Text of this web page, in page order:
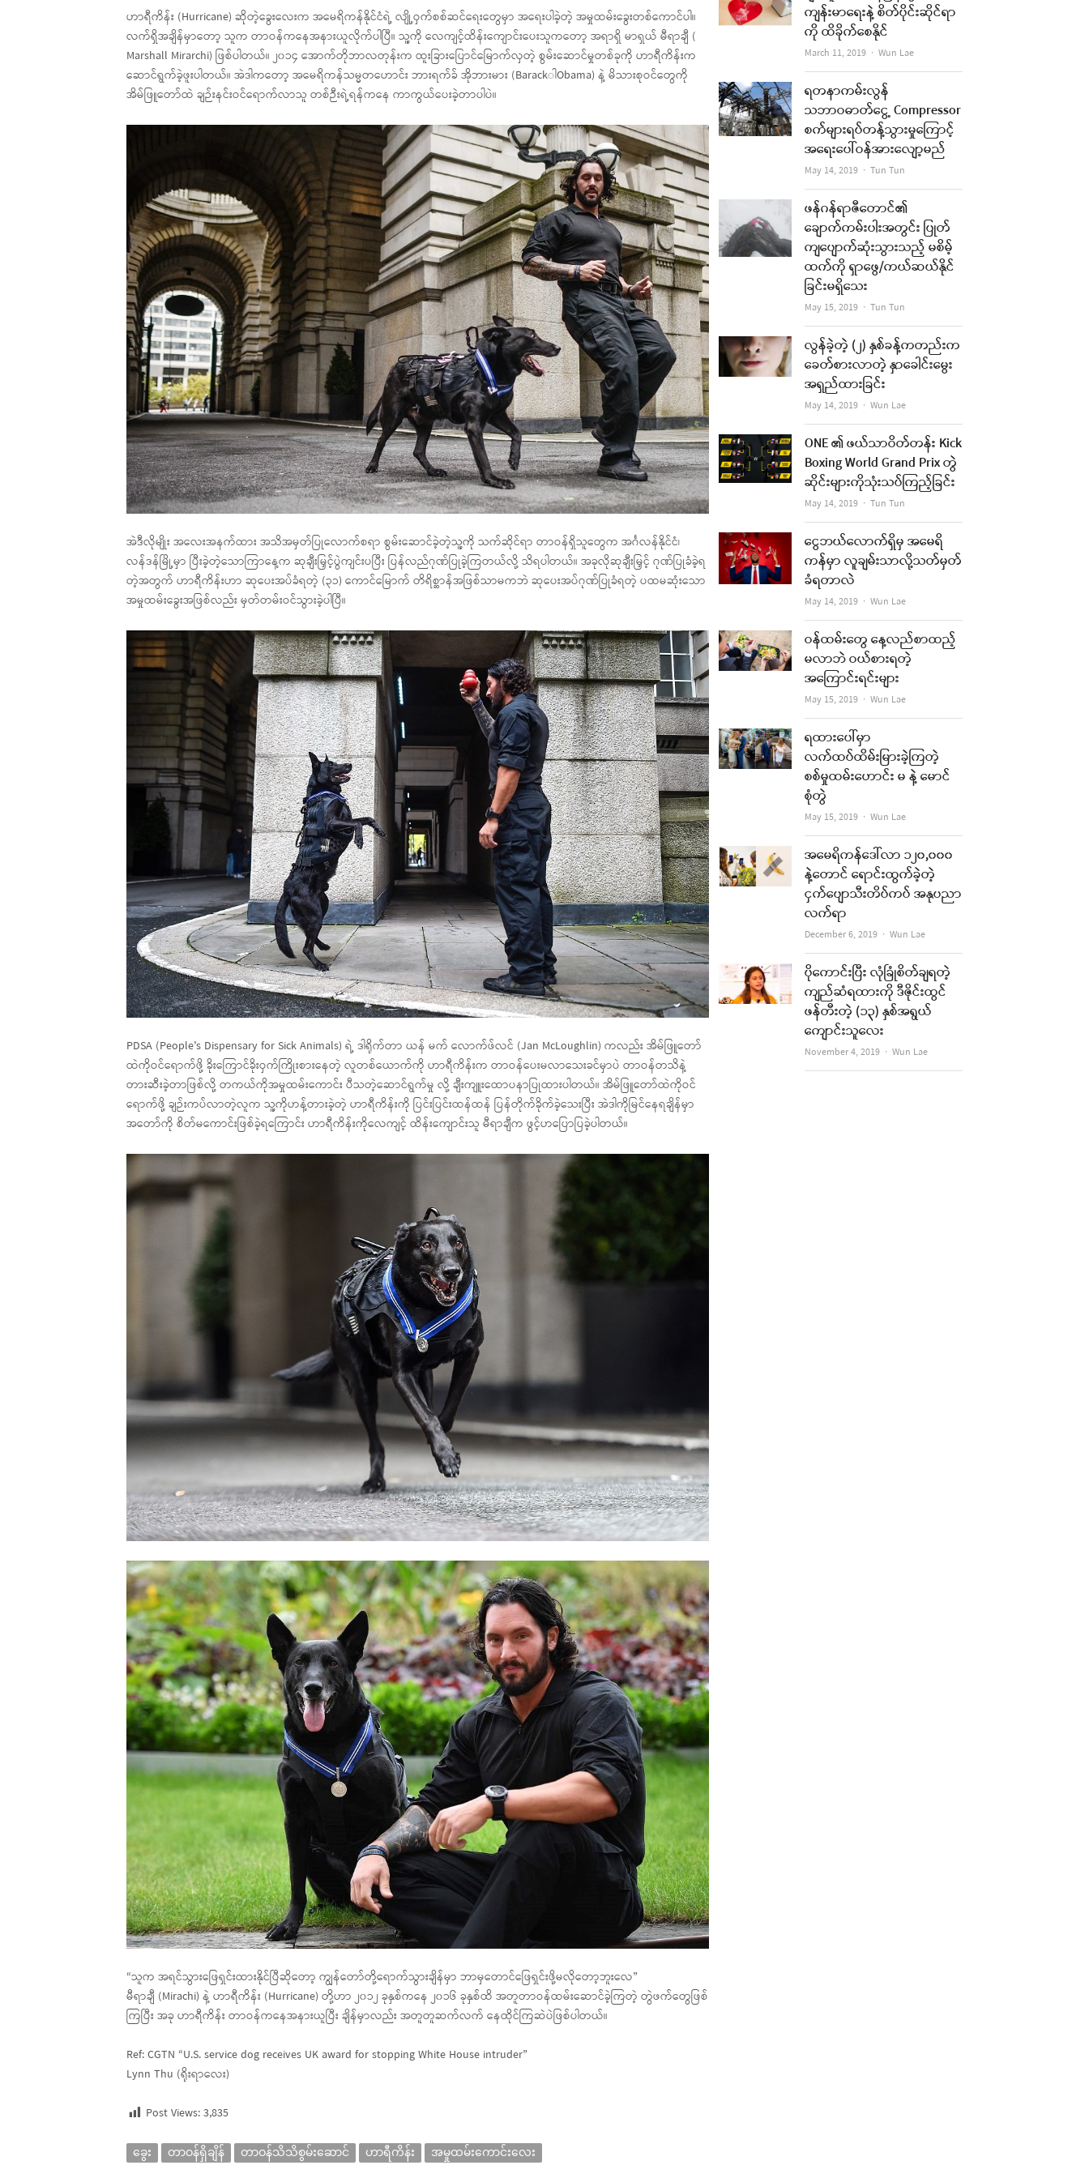
ဟာရီကိန်း (Hurricane) ဆိုတဲ့ခွေးလေးက အမေရိကန်နိုင်ငံရဲ့ လျို့ဝှက်စစ်ဆင်ရေးတွေမှာ အရေးပါခဲ့တဲ့ အမှုထမ်းခွေးတစ်ကောင်ပါ။
လက်ရှိအချိန်မှာတော့ သူက တာဝန်ကနေအနားယူလိုက်ပါပြီ။ သူ့ကို လေကျင့်ထိန်းကျောင်းပေးသူကတော့ အရာရှိ မာရှယ် မီရာချီ (
Marshall Mirarchi) ဖြစ်ပါတယ်။ ၂၀၁၄ အောက်တိုဘာလတုန်းက ထူးခြားပြောင်မြောက်လှတဲ့ စွမ်းဆောင်မှုတစ်ခုကို ဟာရီကိန်းက
ဆောင်ရွက်ခဲ့ဖူးပါတယ်။ အဲဒါကတော့ အမေရိကန်သမ္မတဟောင်း ဘားရက်ခ် အိုဘားမား (BarackါObama) နဲ့ မိသားစုဝင်တွေကို
အိမ်ဖြူတော်ထဲ ချဉ်းနင်းဝင်ရောက်လာသူ တစ်ဉီးရဲ့ရန်ကနေ ကာကွယ်ပေးခဲ့တာပါပဲ။
အဲဒီလိုမျိုး အလေးအနက်ထား အသိအမှတ်ပြုလောက်စရာ စွမ်းဆောင်ခဲ့တဲ့သူ့ကို သက်ဆိုင်ရာ တာဝန်ရှိသူတွေက အင်္ဂလန်နိုင်ငံ၊
လန်ဒန်မြို့မှာ ပြီးခဲ့တဲ့သောကြာနေ့က ဆုချီးမြှင့်ပွဲကျင်းပပြီး ပြန်လည်ဂုဏ်ပြုခဲ့ကြတယ်လို့ သိရပါတယ်။ အခုလိုဆုချီးမြှင့် ဂုဏ်ပြုခံခဲ့ရ
တဲ့အတွက် ဟာရီကိန်းဟာ ဆုပေးအပ်ခံရတဲ့ (၃၁) ကောင်မြောက် တိရိစ္ဆာန်အဖြစ်သာမကဘဲ ဆုပေးအပ်ဂုဏ်ပြုခံရတဲ့ ပထမဆုံးသော
အမှုထမ်းခွေးအဖြစ်လည်း မှတ်တမ်းဝင်သွားခဲ့ပါပြီ။
PDSA (People’s Dispensary for Sick Animals) ရဲ့ ဒါရိုက်တာ ယန် မက် လောက်ဖ်လင် (Jan McLoughlin) ကလည်း အိမ်ဖြူတော်
ထဲကိုဝင်ရောက်ဖို့ ခိုးကြောင်ခိုးဝှက်ကြိုးစားနေတဲ့ လူတစ်‌‌ယောက်ကို ဟာရီကိန်းက တာဝန်ပေးမလာသေးခင်မှာပဲ တာဝန်တသိနဲ့
တားဆီးခဲ့တာဖြစ်လို့ တကယ်ကိုအမှုထမ်းကောင်း ပီသတဲ့ဆောင်ရွက်မှု လို့ ချီးကျူးထောပနာပြုထားပါတယ်။ အိမ်ဖြူတော်ထဲကိုဝင်
ရောက်ဖို့ ချဉ်းကပ်လာတဲ့လူက သူ့ကိုဟန့်တားခဲ့တဲ့ ဟာရီကိန်းကို ပြင်းပြင်းထန်ထန် ပြန်တိုက်ခိုက်ခဲ့သေးပြီး အဲဒါကိုမြင်နေရချိန်မှာ
အတော်ကို စိတ်မကောင်းဖြစ်ခဲ့ရကြောင်း ဟာရီကိန်းကိုလေကျင့် ထိန်းကျောင်းသူ မီရာချီက ဖွင့်ဟပြောပြခဲ့ပါတယ်။
“သူက အရင်သွားဖြေရှင်းထားနိုင်ပြီဆိုတော့ ကျွန်တော်တို့ရောက်သွားချိန်မှာ ဘာမှတောင်ဖြေရှင်းဖို့မလိုတော့ဘူးလေ”
မီရာချီ (Mirachi) နဲ့ ဟာရီကိန်း (Hurricane) တို့ဟာ ၂၀၁၂ ခုနှစ်ကနေ ၂၀၁၆ ခုနှစ်ထိ အတူတာဝန်ထမ်းဆောင်ခဲ့ကြတဲ့ တွဲဖက်တွေဖြစ်
ကြပြီး အခု ဟာရီကိန်း တာဝန်ကနေအနားယူပြီး ချိန်မှာလည်း အတူတူဆက်လက် နေထိုင်ကြဆဲပဲဖြစ်ပါတယ်။
Ref: CGTN “U.S. service dog receives UK award for stopping White House intruder”
Lynn Thu (ရိုးရာလေး)
Post Views:3,835
ခွေး တာဝန်ရှိချိန် တာဝန်သိသိစွမ်းဆောင် ဟာရီကိန်း အမှုထမ်းကောင်းလေး
ကျန်းမာရေးနဲ့ စိတ်ပိုင်းဆိုင်ရာ
ကို ထိခိုက်စေနိုင်
March 11, 2019 Author
Wun Lae
ရတနာကမ်းလွန်
သဘာဝဓာတ်ငွေ့ Compressor
စက်များရပ်တန့်သွားမှုကြောင့်
အရေးပေါ်ဝန်အားလျော့မည်
May 14, 2019 Author
Tun Tun
ဖန်ဂန်ရာဇီတောင်၏
ချောက်ကမ်းပါးအတွင်း ပြုတ်
ကျပျောက်ဆုံးသွားသည့် မစိမ့်
ထက်ကို ရှာဖွေ/ကယ်ဆယ်နိုင်
ခြင်းမရှိသေး
May 15, 2019 Author
Tun Tun
လွန်ခဲ့တဲ့ (၂) နှစ်ခန့်ကတည်းက
ခေတ်စားလာတဲ့ နှာခေါင်းမွေး
အရှည်ထားခြင်း
May 14, 2019 Author
Wun Lae
ONE ၏ ဖယ်သာဝိတ်တန်း Kick
Boxing World Grand Prix တွဲ
ဆိုင်းများကိုသုံးသပ်ကြည့်ခြင်း
May 14, 2019 Author
Tun Tun
ငွေဘယ်လောက်ရှိမှ အမေရိ
ကန်မှာ လူချမ်းသာလို့သတ်မှတ်
ခံရတာလဲ
May 14, 2019 Author
Wun Lae
ဝန်ထမ်းတွေ နေ့လည်စာထည့်
မလာဘဲ ဝယ်စားရတဲ့
အကြောင်းရင်းများ
May 15, 2019 Author
Wun Lae
ရထားပေါ်မှာ
လက်ထပ်ထိမ်းမြားခဲ့ကြတဲ့
စစ်မှုထမ်းဟောင်း မ နဲ့ မောင်
စုံတွဲ
May 15, 2019 Author
Wun Lae
အမေရိကန်ဒေါ်လာ ၁၂၀,၀၀၀
နဲ့တောင် ရောင်းထွက်ခဲ့တဲ့
ငှက်ပျောသီးတိပ်ကပ် အနုပညာ
လက်ရာ
December 6, 2019 Author
Wun Lae
ပိုကောင်းပြီး လုံခြုံစိတ်ချရတဲ့
ကျည်ဆံရထားကို ဒီဇိုင်းထွင်
ဖန်တီးတဲ့ (၁၃) နှစ်အရွယ်
ကျောင်းသူလေး
November 4, 2019 Author
Wun Lae